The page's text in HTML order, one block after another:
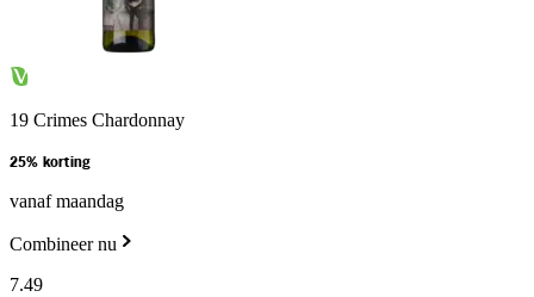
19 Crimes Chardonnay
25% korting
vanaf maandag
Combineer nu
7.49